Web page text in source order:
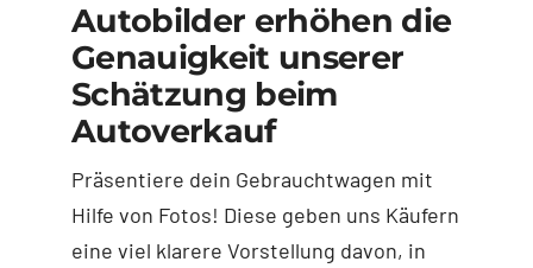
Autobilder erhöhen die
Genauigkeit unserer
Schätzung beim
Autoverkauf
Präsentiere dein Gebrauchtwagen mit
Hilfe von Fotos! Diese geben uns Käufern
eine viel klarere Vorstellung davon, in